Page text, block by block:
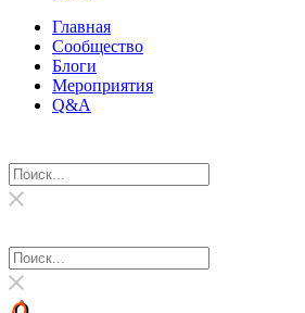
Главная
Сообщество
Блоги
Мероприятия
Q&A